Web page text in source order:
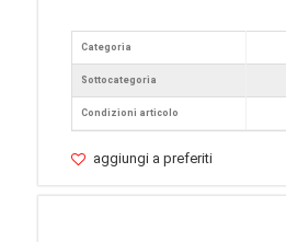
Categoria
Sottocategoria
Condizioni articolo
aggiungi a preferiti